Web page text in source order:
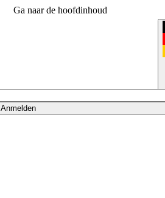
Ga naar de hoofdinhoud
Anmelden